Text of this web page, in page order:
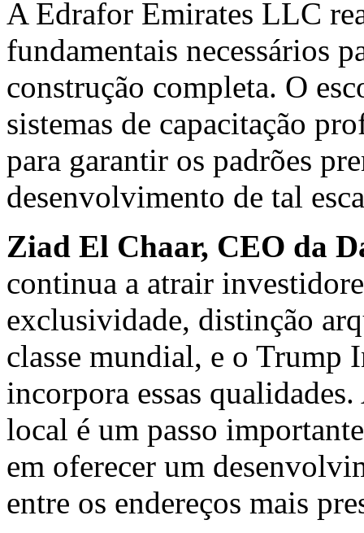
A Edrafor Emirates LLC
fundamentais necessários
construção completa. O
sistemas de capacitação
para garantir os padrões
desenvolvimento de tal
Ziad El Chaar, CEO da
continua a atrair
exclusividade, distinção
classe mundial, e o
incorpora essas
local é um passo
em oferecer um
entre os endereços mais